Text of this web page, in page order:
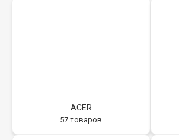
ACER
57 товаров